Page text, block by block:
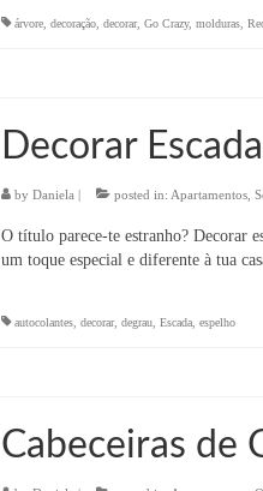
árvore decoração decorar, Go Crazy, molduras
Decorar
by Daniela | posted in: Apartamentos
O título parece-te estranho? Decorar
um toque especial e diferente à tua
autocolantes decorar, degrau Escada espelho
Cabeceiras de